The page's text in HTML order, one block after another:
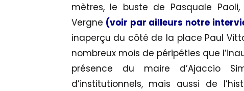
mètres, le buste de Pasquale
Vergne (voir par ailleurs notre
inaperçu du côté de la place Paul
nombreux mois de péripéties que
présence du maire d’Ajaccio
d’institutionnels, mais aussi de